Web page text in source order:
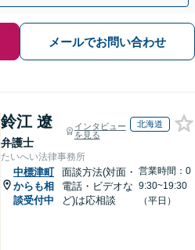
メールでお問い合わせ
鈴江 遼
弁護士
インタビュー
を見る
北海道
たいへい法律事務所
中標津町
からも相
談受付中
面談方法(対面・
電話・ビデオな
ど)は応相談
営業時間：0
9:30~19:30
（平日）